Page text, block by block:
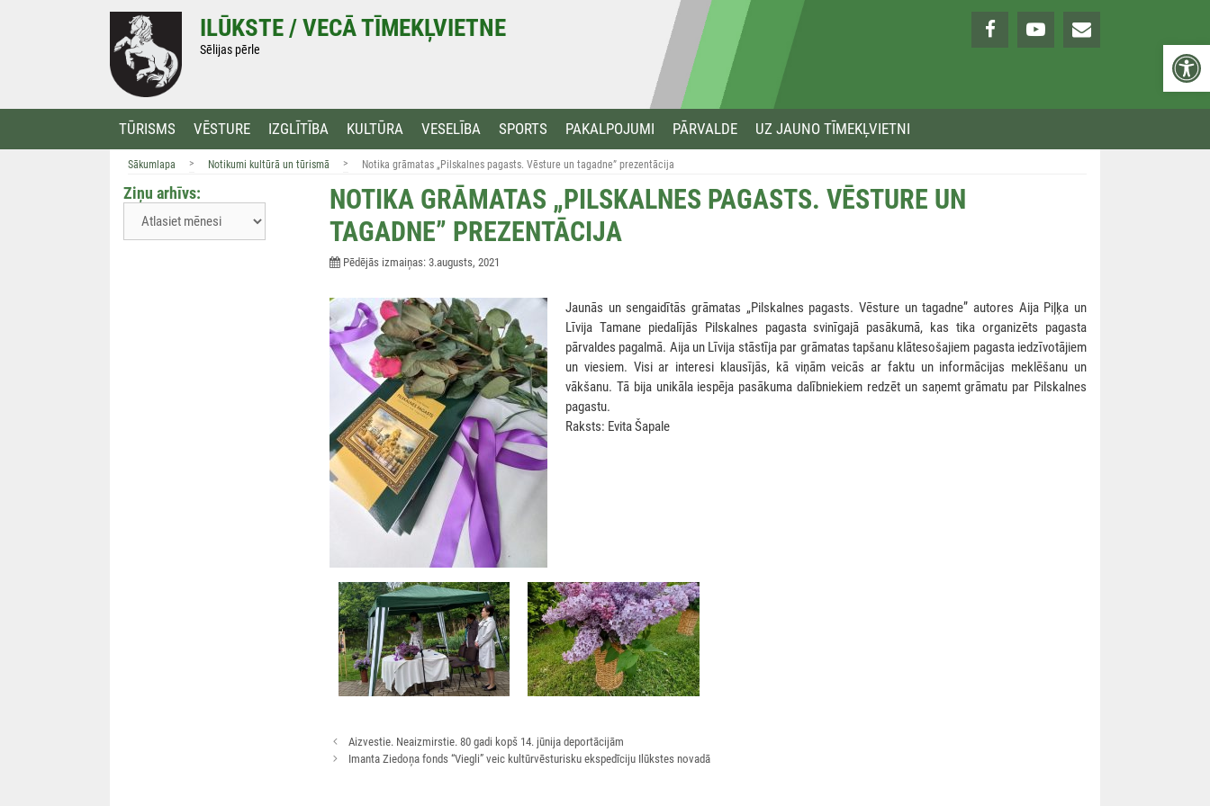
ILŪKSTE / VECĀ TĪMEKĻVIETNE
Sēlijas pērle
TŪRISMS VĒSTURE IZGLĪTĪBA KULTŪRA VESELĪBA SPORTS PAKALPOJUMI PĀRVALDE UZ JAUNO TĪMEKĻVIETNI
Sākumlapa > Notikumi kultūrā un tūrismā > Notika grāmatas „Pilskalnes pagasts. Vēsture un tagadne” prezentācija
NOTIKA GRĀMATAS „PILSKALNES PAGASTS. VĒSTURE UN
TAGADNE” PREZENTĀCIJA
Pēdējās izmaiņas: 3.augusts, 2021
Jaunās un sengaidītās grāmatas „Pilskalnes pagasts. Vēsture un tagadne” autores Aija Piļķa un
Līvija Tamane piedalījās Pilskalnes pagasta svinīgajā pasākumā, kas tika organizēts pagasta
pārvaldes pagalmā. Aija un Līvija stāstīja par grāmatas tapšanu klātesošajiem pagasta iedzīvotājiem
un viesiem. Visi ar interesi klausījās, kā viņām veicās ar faktu un informācijas meklēšanu un
vākšanu. Tā bija unikāla iespēja pasākuma dalībniekiem redzēt un saņemt grāmatu par Pilskalnes
pagastu.
Raksts: Evita Šapale
Rakstu
navigācija
Aizvestie. Neaizmirstie. 80 gadi kopš 14. jūnija deportācijām
Imanta Ziedoņa fonds “Viegli” veic kultūrvēsturisku ekspedīciju Ilūkstes novadā
Ziņu arhīvs: